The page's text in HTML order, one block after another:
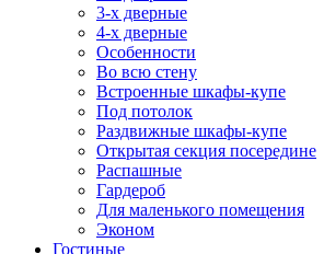
3-х дверные
4-х дверные
Особенности
Во всю стену
Встроенные шкафы-купе
Под потолок
Раздвижные шкафы-купе
Открытая секция посередине
Распашные
Гардероб
Для маленького помещения
Эконом
Гостиные